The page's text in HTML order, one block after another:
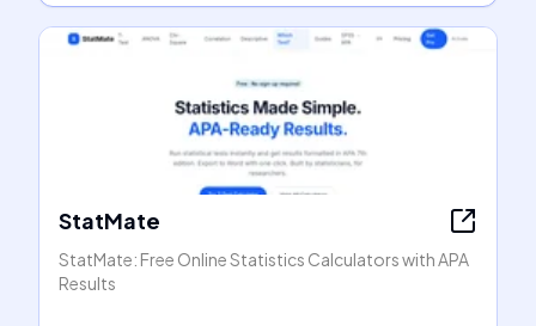
StatMate
StatMate: Free Online Statistics Calculators with APA
Results